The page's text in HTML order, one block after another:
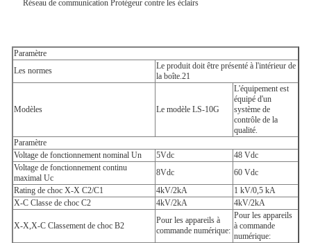
Paramètre
Les normes
Le produit doit être présenté à l'intérieur de
la boîte.21
Modèles Le modèle LS-10G
L'équipement est
équipé d'un
système de
contrôle de la
qualité.
Paramètre
Voltage de fonctionnement nominal Un
5Vdc
48 Vdc
Voltage de fonctionnement continu
maximal Uc
8Vdc
60 Vdc
Rating de choc X-X C2/C1
4kV/2kA
1 kV/0,5 kA
X-C Classe de choc C2
4kV/2kA 4kV/2kA
X-X,X-C Classement de choc B2
Pour les appareils à
commande numérique:
Pour les appareils
à commande
numérique: